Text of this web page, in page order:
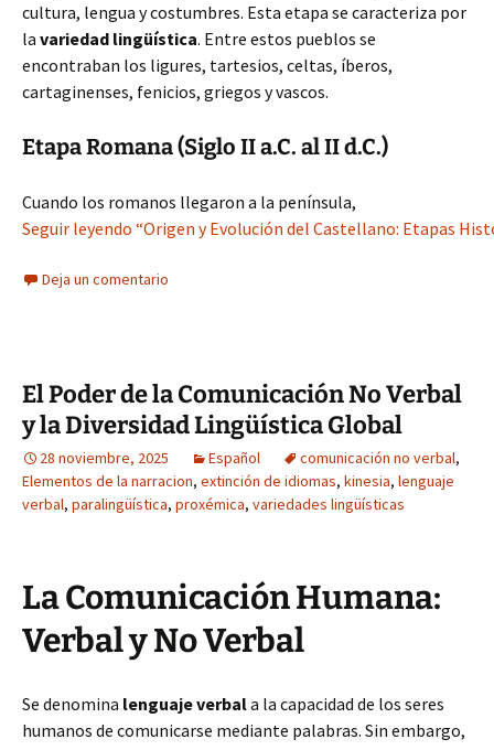
cultura, lengua y costumbres. Esta etapa se caracteriza por
la variedad lingüística. Entre estos pueblos se
encontraban los ligures, tartesios, celtas, íberos,
cartaginenses, fenicios, griegos y vascos.
Etapa Romana (Siglo II a.C. al II d.C.)
Cuando los romanos llegaron a la península,
Seguir leyendo “Origen y Evolución del Castellano: Etapas
Deja un comentario
El Poder de la Comunicación No Verbal
y la Diversidad Lingüística Global
28 noviembre, 2025 Español comunicación no verbal,
Elementos de la narracion, extinción de idiomas, kinesia, lenguaje
verbal, paralingüística, proxémica, variedades lingüísticas
La Comunicación Humana:
Verbal y No Verbal
Se denomina lenguaje verbala la capacidad de los seres
humanos de comunicarse mediante palabras. Sin embargo,